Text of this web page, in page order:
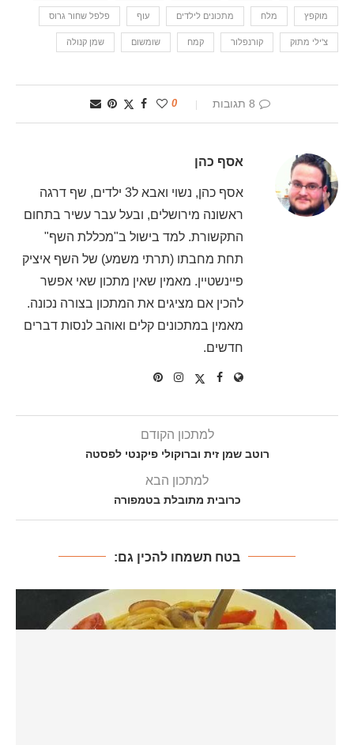
מוקפץ מלח מתכונים לילדים עוף פלפל שחור גרוס
צ'ילי מתוק קורנפלור קמח שומשום שמן קנולה
8 תגובות 0
אסף כהן
אסף כהן, נשוי ואבא ל3 ילדים, שף דרגה
ראשונה מירושלים, ובעל עבר עשיר בתחום
התקשורת. למד בישול ב"מכללת השף"
תחת מחבתו (תרתי משמע) של השף איציק
פיינשטיין. מאמין שאין מתכון שאי אפשר
להכין אם מציגים את המתכון בצורה נכונה.
מאמין במתכונים קלים ואוהב לנסות דברים
חדשים.
למתכון הקודם
רוטב שמן זית וברוקולי פיקנטי לפסטה
למתכון הבא
כרובית מתובלת בטמפורה
בטח תשמחו להכין גם: